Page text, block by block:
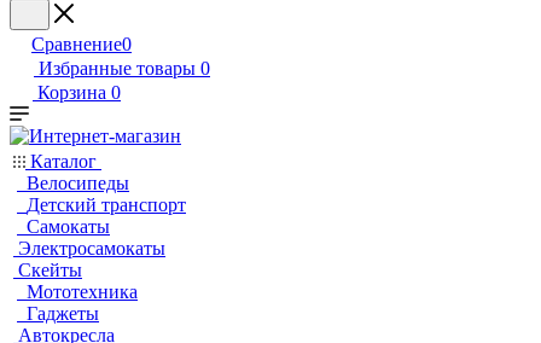
Сравнение0
Избранные товары 0
Корзина 0
Каталог
Велосипеды
Детский транспорт
Самокаты
Электросамокаты
Скейты
Мототехника
Гаджеты
Автокресла